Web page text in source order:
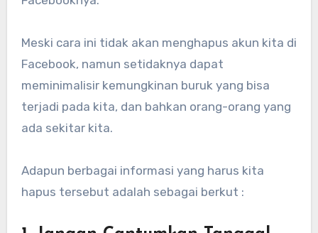
Meski cara ini tidak akan menghapus akun kita di
Facebook, namun setidaknya dapat
meminimalisir kemungkinan buruk yang bisa
terjadi pada kita, dan bahkan orang-orang yang
ada sekitar kita.
Adapun berbagai informasi yang harus kita
hapus tersebut adalah sebagai berkut :